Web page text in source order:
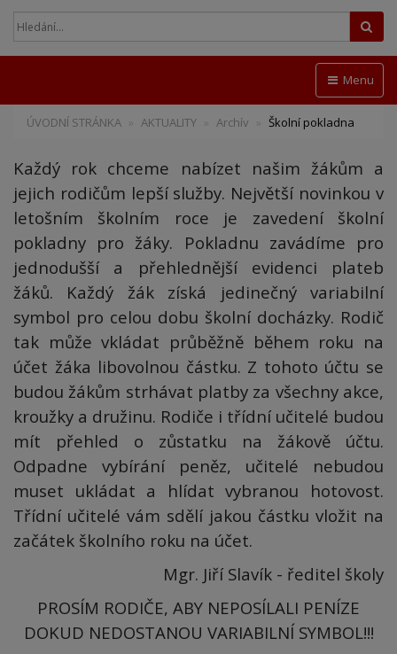
Menu
ÚVODNÍ STRÁNKA AKTUALITY Archív Školní pokladna
Každý rok chceme nabízet našim žákům a
jejich rodičům lepší služby. Největší novinkou v
letošním školním roce je zavedení školní
pokladny pro žáky. Pokladnu zavádíme pro
jednodušší a přehlednější evidenci plateb
žáků. Každý žák získá jedinečný variabilní
symbol pro celou dobu školní docházky. Rodič
tak může vkládat průběžně během roku na
účet žáka libovolnou částku. Z tohoto účtu se
budou žákům strhávat platby za všechny akce,
kroužky a družinu. Rodiče i třídní učitelé budou
mít přehled o zůstatku na žákově účtu.
Odpadne vybírání peněz, učitelé nebudou
muset ukládat a hlídat vybranou hotovost.
Třídní učitelé vám sdělí jakou částku vložit na
začátek školního roku na účet.
Mgr. Jiří Slavík - ředitel školy
PROSÍM RODIČE, ABY NEPOSÍLALI PENÍZE
DOKUD NEDOSTANOU VARIABILNÍ SYMBOL!!!